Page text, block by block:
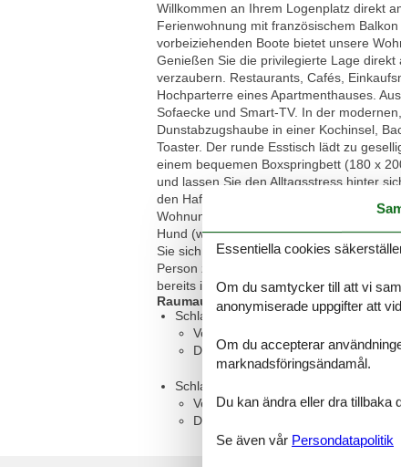
Willkommen an Ihrem Logenplatz direkt
Ferienwohnung mit französischem
vorbeiziehenden Boote bietet unsere
Genießen Sie die privilegierte Lage
verzaubern. Restaurants, Cafés,
Hochparterre eines Apartmenthauses.
Sofaecke und Smart-TV. In der
Dunstabzugshaube in einer Kochinsel,
Toaster. Der runde Esstisch lädt zu
einem bequemen Boxspringbett (180 x
und lassen Sie den Alltagsstress hinter
den Hafen zur Verfügung. Weitere
Wohnung ist ein Nichtraucher-Domizil.
Hund (wadenhoch) ist herzlich
Sie sich von der Schönheit dieser
Person zahlt 10 € pro Übernachtung.
bereits im Endpreis enthalten.
Raumaufteilung
Schlafzimmer, 2 Personen
Verdunklungsvorhänge,
Doppel-Boxspringbett
Schlafzimmer, 2 Personen
Verdunklungsvorhänge,
Doppel-Boxspringbett
Essentiella cookies
Om du samtycker till att vi
anonymiserade uppgifter att
Om du accepterar
marknadsföringsändamål.
Du kan ändra eller dra tillbaka
Se även vår Persondatapolitik